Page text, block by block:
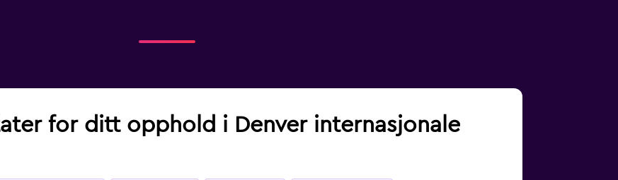
for ditt opphold i Denver internasjonale